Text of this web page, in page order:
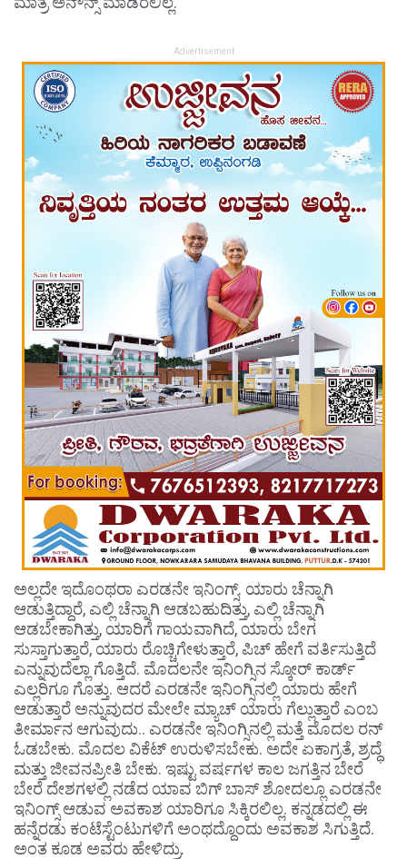
Advertisement
ಅಲ್ಲದೇ ಇದೊಂಥರಾ ಎರಡನೇ ಇನಿಂಗ್ಸ್. ಯಾರು ಚೆನ್ನಾಗಿ
ಆಡುತ್ತಿದ್ದಾರೆ, ಎಲ್ಲಿ ಚೆನ್ನಾಗಿ ಆಡಬಹುದಿತ್ತು, ಎಲ್ಲಿ ಚೆನ್ನಾಗಿ
ಆಡಬೇಕಾಗಿತ್ತು, ಯಾರಿಗೆ ಗಾಯವಾಗಿದೆ, ಯಾರು ಬೇಗ
ಸುಸ್ತಾಗುತ್ತಾರೆ, ಯಾರು ರೊಚ್ಚಿಗೇಳುತ್ತಾರೆ, ಪಿಚ್ ಹೇಗೆ ವರ್ತಿಸುತ್ತಿದೆ
ಎನ್ನುವುದೆಲ್ಲಾ ಗೊತ್ತಿದೆ. ಮೊದಲನೇ ಇನಿಂಗ್ಸಿನ ಸ್ಕೋರ್​‍ ಕಾರ್ಡ್
ಎಲ್ಲರಿಗೂ ಗೊತ್ತು. ಆದರೆ ಎರಡನೇ ಇನಿಂಗ್ಸಿನಲ್ಲಿ ಯಾರು ಹೇಗೆ
ಆಡುತ್ತಾರೆ ಅನ್ನುವುದರ ಮೇಲೇ ಮ್ಯಾಚ್ ಯಾರು ಗೆಲ್ಲುತ್ತಾರೆ ಎಂಬ
ತೀರ್ಮಾನ ಆಗುವುದು.. ಎರಡನೇ ಇನಿಂಗ್ಸಿನಲ್ಲಿ ಮತ್ತೆ ಮೊದಲ ರನ್
ಓಡಬೇಕು. ಮೊದಲ ವಿಕೆಟ್ ಉರುಳಿಸಬೇಕು. ಅದೇ ಏಕಾಗ್ರತೆ, ಶ್ರದ್ಧೆ
ಮತ್ತು ಜೀವನಪ್ರೀತಿ ಬೇಕು. ಇಷ್ಟು ವರ್ಷಗಳ ಕಾಲ ಜಗತ್ತಿನ ಬೇರೆ
ಬೇರೆ ದೇಶಗಳಲ್ಲಿ ನಡೆದ ಯಾವ ಬಿಗ್ ಬಾಸ್ ಶೋದಲ್ಲೂ ಎರಡನೇ
ಇನಿಂಗ್ಸ್ ಆಡುವ ಅವಕಾಶ ಯಾರಿಗೂ ಸಿಕ್ಕಿರಲಿಲ್ಲ. ಕನ್ನಡದಲ್ಲಿ ಈ
ಹನ್ನೆರಡು ಕಂಟೆಸ್ಟೆಂಟುಗಳಿಗೆ ಅಂಥದ್ದೊಂದು ಅವಕಾಶ ಸಿಗುತ್ತಿದೆ.
ಅಂತ ಕೂಡ ಅವರು ಹೇಳಿದ್ರು.